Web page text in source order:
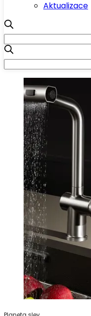
Aktualizace